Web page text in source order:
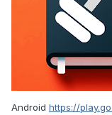
Android https://